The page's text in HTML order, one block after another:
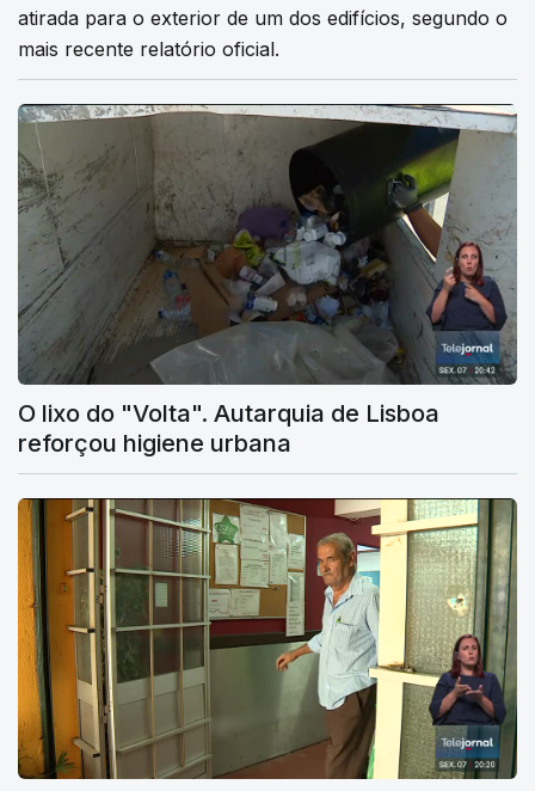
atirada para o exterior de um dos edifícios, segundo o
mais recente relatório oficial.
O lixo do "Volta". Autarquia de Lisboa
reforçou higiene urbana